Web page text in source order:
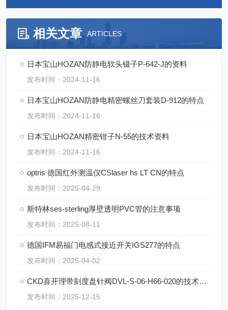
相关文章 ARTICLES
日本宝山HOZAN防静电软头镊子P-642-J的资料
发布时间：2024-11-16
日本宝山HOZAN防静电精密螺丝刀套装D-912的特点
发布时间：2024-11-16
日本宝山HOZAN精密钳子N-55的技术资料
发布时间：2024-11-16
optris 德国红外测温仪CSlaser hs LT CN的特点
发布时间：2025-04-29
斯特林ses-sterling厚壁透明PVC管的注意事项
发布时间：2025-08-11
德国IFM易福门电感式接近开关IGS277的特点
发布时间：2025-04-02
CKD喜开理带刻度盘针阀DVL-S-06-H66-020的技术要点
发布时间：2025-12-15